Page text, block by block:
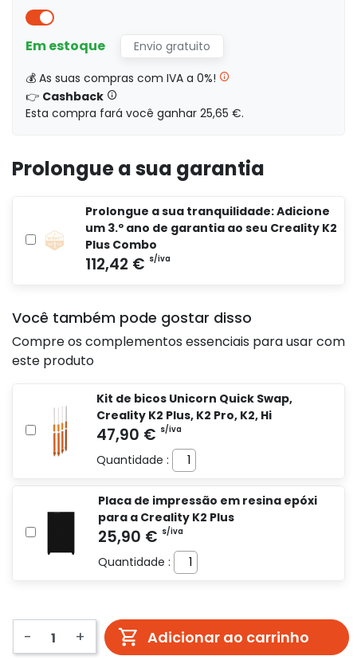
1 208,30 €
s/iva
1 292,43 €
0,00 € s/iva
Em estoque
Envio gratuito
💰 As suas compras com IVA a 0%!
👉 Cashback
Esta compra fará você ganhar 25,65 €.
Prolongue a sua garantia
Prolongue a sua tranquilidade: Adicione
um 3.º ano de garantia ao seu Creality K2
Plus Combo
Você também pode gostar disso
Compre os complementos essenciais para usar com
este produto
Kit de bicos Unicorn Quick Swap,
Creality K2 Plus, K2 Pro, K2, Hi
Quantidade :
Placa de impressão em resina epóxi
para a Creality K2 Plus
Quantidade :
- + Adicionar ao carrinho